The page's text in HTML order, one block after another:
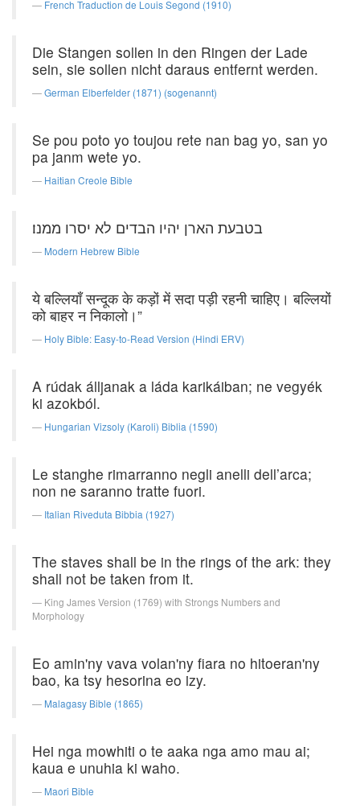
French Traduction de Louis Segond (1910)
Die Stangen sollen in den Ringen der Lade
sein, sie sollen nicht daraus entfernt werden.
German Elberfelder (1871) (sogenannt)
Se pou poto yo toujou rete nan bag yo, san yo
pa janm wete yo.
Haitian Creole Bible
בטבעת הארן יהיו הבדים לא יסרו ממנו׃
Modern Hebrew Bible
ये बल्लियाँ सन्दूक के कड़ों में सदा पड़ी रहनी चाहिए। बल्लियों
को बाहर न निकालो।”
Holy Bible: Easy-to-Read Version (Hindi ERV)
A rúdak álljanak a láda karikáiban; ne vegyék
ki azokból.
Hungarian Vizsoly (Karoli) Biblia (1590)
Le stanghe rimarranno negli anelli dell’arca;
non ne saranno tratte fuori.
Italian Riveduta Bibbia (1927)
The staves shall be in the rings of the ark: they
shall not be taken from it.
King James Version (1769) with Strongs Numbers and
Morphology
Eo amin'ny vava volan'ny fiara no hitoeran'ny
bao, ka tsy hesorina eo izy.
Malagasy Bible (1865)
Hei nga mowhiti o te aaka nga amo mau ai;
kaua e unuhia ki waho.
Maori Bible